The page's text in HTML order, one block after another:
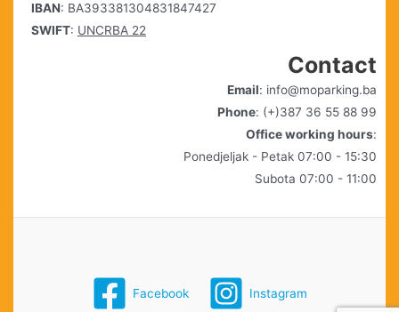
IBAN: BA393381304831847427
SWIFT: UNCRBA 22
Contact
Email: info@moparking.ba
Phone: (+)387 36 55 88 99
Office working hours:
Ponedjeljak - Petak 07:00 - 15:30
Subota 07:00 - 11:00
Facebook Instagram